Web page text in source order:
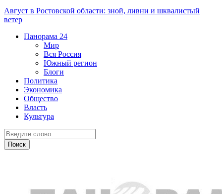
Август в Ростовской области: зной, ливни и шквалистый
ветер
Панорама 24
Мир
Вся Россия
Южный регион
Блоги
Политика
Экономика
Общество
Власть
Культура